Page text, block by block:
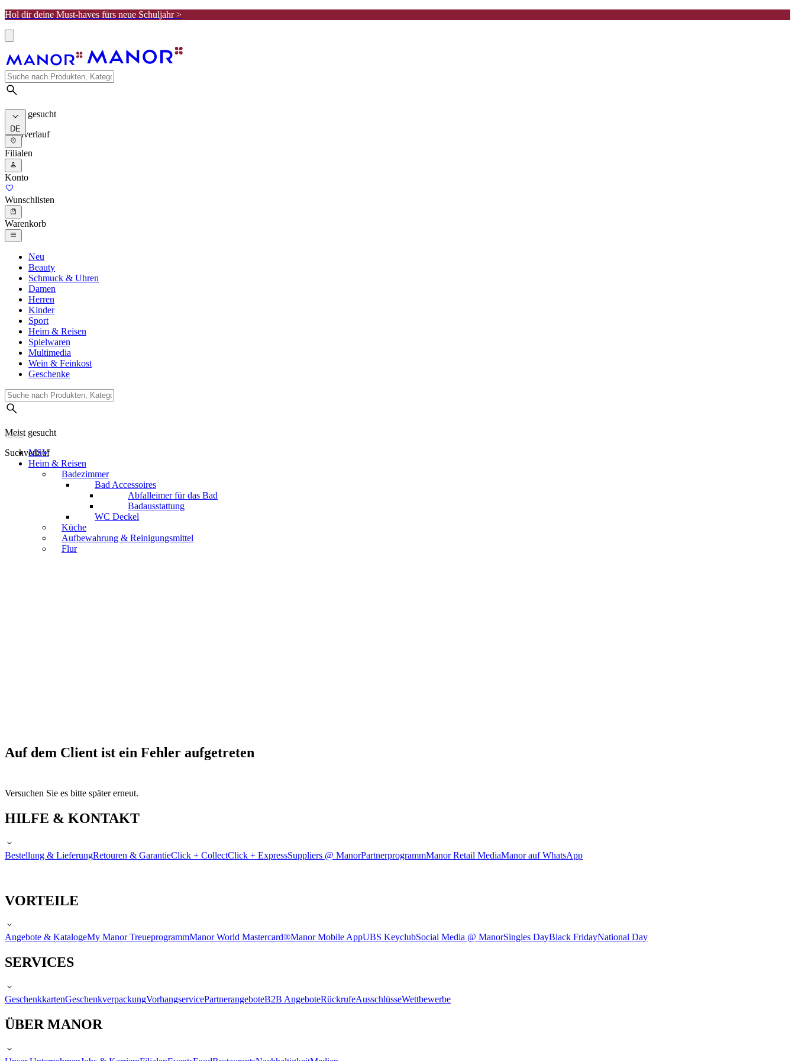
Hol dir deine Must-haves fürs neue Schuljahr >
Meist gesucht
Suchverlauf
DE
Filialen
Konto
Wunschlisten
Warenkorb
Neu
Beauty
Schmuck & Uhren
Damen
Herren
Kinder
Sport
Heim & Reisen
Spielwaren
Multimedia
Wein & Feinkost
Geschenke
Meist gesucht
Suchverlauf
MSV
Heim & Reisen
Badezimmer
Bad Accessoires
Abfalleimer für das Bad
Badausstattung
WC Deckel
Küche
Aufbewahrung & Reinigungsmittel
Flur
Auf dem Client ist ein Fehler aufgetreten
Versuchen Sie es bitte später erneut.
HILFE & KONTAKT
Bestellung & LieferungRetouren & GarantieClick + CollectClick + ExpressSuppliers @ ManorPartnerprogrammManor Retail MediaManor auf WhatsApp
VORTEILE
Angebote & KatalogeMy Manor TreueprogrammManor World Mastercard®Manor Mobile AppUBS KeyclubSocial Media @ ManorSingles DayBlack FridayNational Day
SERVICES
GeschenkkartenGeschenkverpackungVorhangservicePartnerangeboteB2B AngeboteRückrufeAusschlüsseWettbewerbe
ÜBER MANOR